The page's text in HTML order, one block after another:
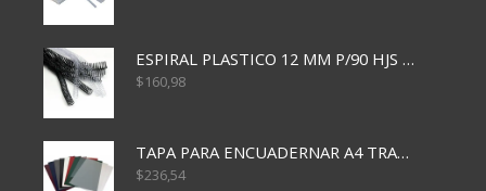
ESPIRAL PLASTICO 12 MM P/90 HJS X50X1500
$160,98
TAPA PARA ENCUADERNAR A4 TRANSP x50x500
$236,54